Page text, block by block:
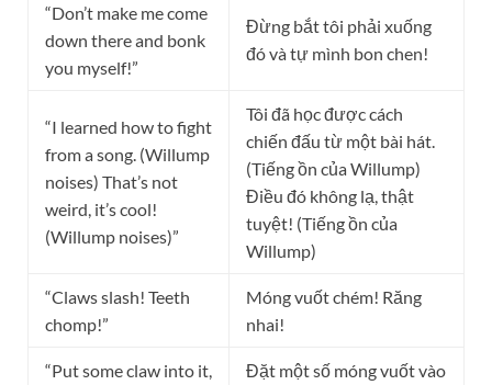
“Don’t make me come
down there and bonk
you myself!”
Đừng bắt tôi phải xuống
đó và tự mình bon chen!
“I learned how to fight
from a song. (Willump
noises) That’s not
weird, it’s cool!
(Willump noises)”
Tôi đã học được cách
chiến đấu từ một bài hát.
(Tiếng ồn của Willump)
Điều đó không lạ, thật
tuyệt! (Tiếng ồn của
Willump)
“Claws slash! Teeth
chomp!”
Móng vuốt chém! Răng
nhai!
“Put some claw into it,
Đặt một số móng vuốt vào